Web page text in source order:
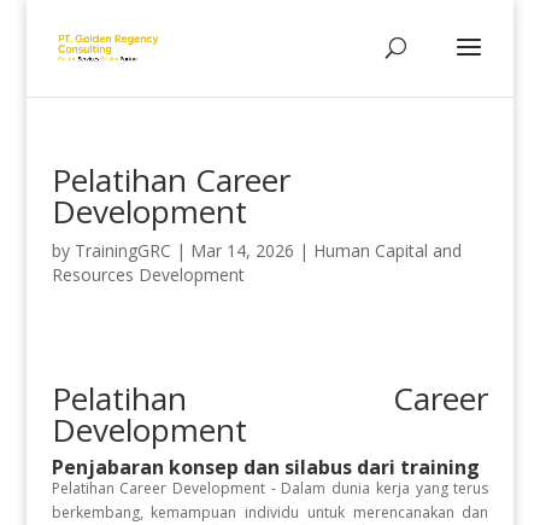
Pelatihan Career
Development
by TrainingGRC | Mar 14, 2026 | Human Capital and
Resources Development
Pelatihan Career
Development
Penjabaran konsep dan silabus dari training
Pelatihan Career Development - Dalam dunia kerja yang terus
berkembang, kemampuan individu untuk merencanakan dan